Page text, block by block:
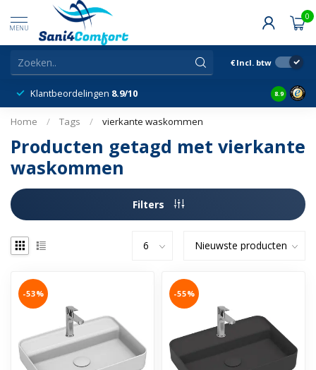
MENU
0
€ Incl. btw
Klantbeordelingen 8.9/10 8.9
Home / Tags / vierkante waskommen
Producten getagd met vierkante
waskommen
Filters
-53% -55%